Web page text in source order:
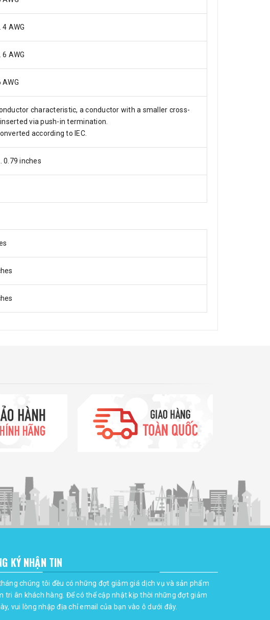
AWG
AWG
characteristic, a conductor with a smaller cross-
via push-in termination.
according to IEC.
0.79 inches
KÝ NHẬN TIN
chúng tôi đều có những đợt giảm giá dịch vụ và sản phẩm
tri ân khách hàng. Để có thể cập nhật kịp thời những đợt giảm
vui lòng nhập địa chỉ email của bạn vào ô dưới đây.